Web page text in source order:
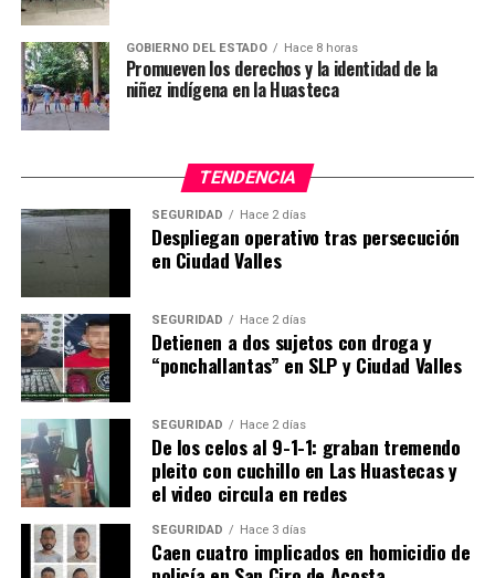
GOBIERNO DEL ESTADO Hace 8 horas
Promueven los derechos y la identidad de la
niñez indígena en la Huasteca
TENDENCIA
SEGURIDAD Hace 2 días
Despliegan operativo tras persecución
en Ciudad Valles
SEGURIDAD Hace 2 días
Detienen a dos sujetos con droga y
“ponchallantas” en SLP y Ciudad Valles
SEGURIDAD Hace 2 días
De los celos al 9-1-1: graban tremendo
pleito con cuchillo en Las Huastecas y
el video circula en redes
SEGURIDAD Hace 3 días
Caen cuatro implicados en homicidio de